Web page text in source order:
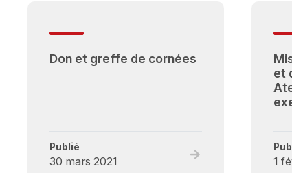
Don et greffe de cornées
Publié
30 mars 2021
Read
et
1